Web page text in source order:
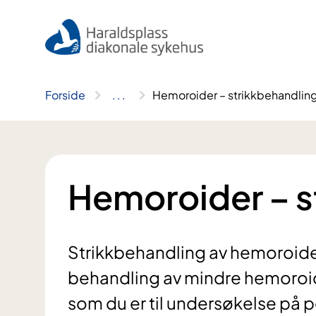
Forside .. . Hemoroider –
Hemoroider –
Strikkbehandling av
behandling av mindre
som du er til undersøkelse på